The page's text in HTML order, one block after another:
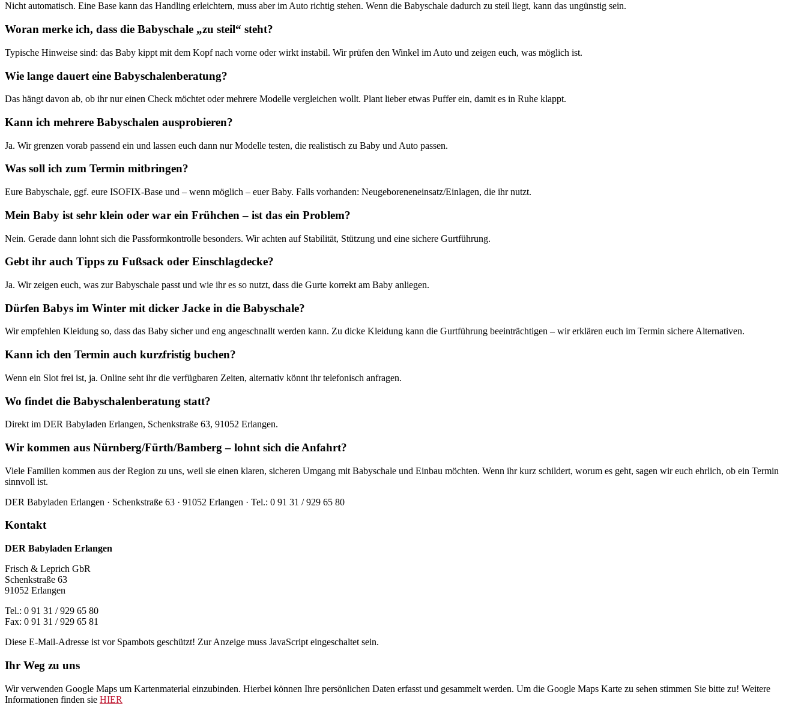
Nicht automatisch. Eine Base kann das Handling erleichtern, muss aber im Auto richtig stehen. Wenn die Babyschale dadurch zu steil liegt, kann das ungünstig sein.
Woran merke ich, dass die Babyschale „zu steil“ steht?
Typische Hinweise sind: das Baby kippt mit dem Kopf nach vorne oder wirkt instabil. Wir prüfen den Winkel im Auto und zeigen euch, was möglich ist.
Wie lange dauert eine Babyschalenberatung?
Das hängt davon ab, ob ihr nur einen Check möchtet oder mehrere Modelle vergleichen wollt. Plant lieber etwas Puffer ein, damit es in Ruhe klappt.
Kann ich mehrere Babyschalen ausprobieren?
Ja. Wir grenzen vorab passend ein und lassen euch dann nur Modelle testen, die realistisch zu Baby und Auto passen.
Was soll ich zum Termin mitbringen?
Eure Babyschale, ggf. eure ISOFIX-Base und – wenn möglich – euer Baby. Falls vorhanden: Neugeboreneneinsatz/Einlagen, die ihr nutzt.
Mein Baby ist sehr klein oder war ein Frühchen – ist das ein Problem?
Nein. Gerade dann lohnt sich die Passformkontrolle besonders. Wir achten auf Stabilität, Stützung und eine sichere Gurtführung.
Gebt ihr auch Tipps zu Fußsack oder Einschlagdecke?
Ja. Wir zeigen euch, was zur Babyschale passt und wie ihr es so nutzt, dass die Gurte korrekt am Baby anliegen.
Dürfen Babys im Winter mit dicker Jacke in die Babyschale?
Wir empfehlen Kleidung so, dass das Baby sicher und eng angeschnallt werden kann. Zu dicke Kleidung kann die Gurtführung beeinträchtigen – wir erklären euch im Termin sichere Alternativen.
Kann ich den Termin auch kurzfristig buchen?
Wenn ein Slot frei ist, ja. Online seht ihr die verfügbaren Zeiten, alternativ könnt ihr telefonisch anfragen.
Wo findet die Babyschalenberatung statt?
Direkt im DER Babyladen Erlangen, Schenkstraße 63, 91052 Erlangen.
Wir kommen aus Nürnberg/Fürth/Bamberg – lohnt sich die Anfahrt?
Viele Familien kommen aus der Region zu uns, weil sie einen klaren, sicheren Umgang mit Babyschale und Einbau möchten. Wenn ihr kurz schildert, worum es geht, sagen wir euch ehrlich, ob ein Termin
sinnvoll ist.
DER Babyladen Erlangen · Schenkstraße 63 · 91052 Erlangen · Tel.: 0 91 31 / 929 65 80
Kontakt
DER Babyladen Erlangen
Frisch & Leprich GbR
Schenkstraße 63
91052 Erlangen
Tel.: 0 91 31 / 929 65 80
Fax: 0 91 31 / 929 65 81
Diese E-Mail-Adresse ist vor Spambots geschützt! Zur Anzeige muss JavaScript eingeschaltet sein.
Ihr Weg zu uns
Wir verwenden Google Maps um Kartenmaterial einzubinden. Hierbei können Ihre persönlichen Daten erfasst und gesammelt werden. Um die Google Maps Karte zu sehen stimmen Sie bitte zu! Weitere
Informationen finden sie HIER